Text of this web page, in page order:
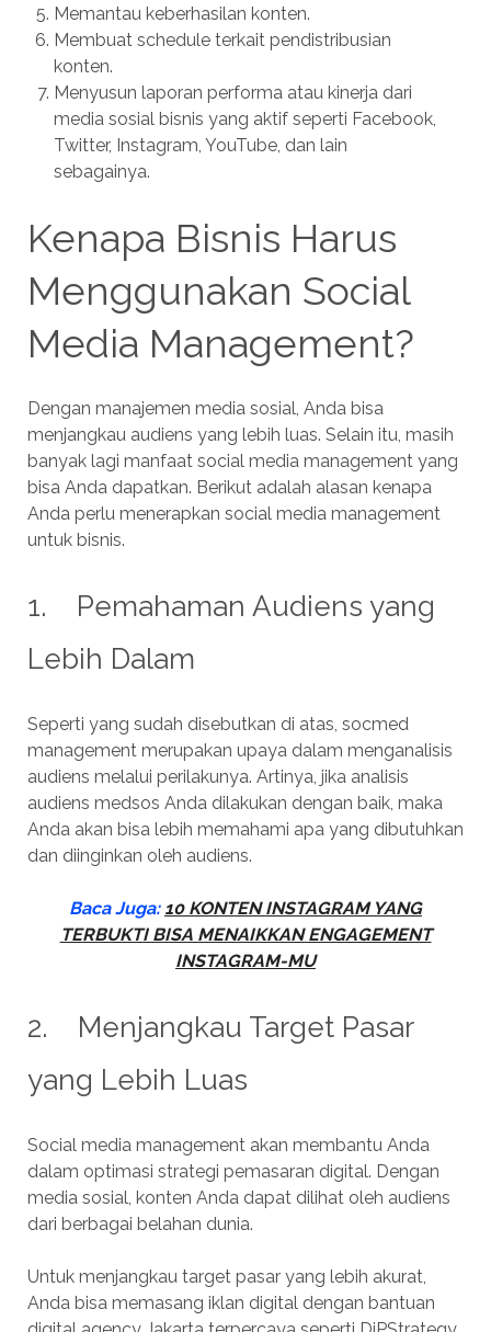
Memantau keberhasilan konten.
Membuat schedule terkait pendistribusian
konten.
Menyusun laporan performa atau kinerja dari
media sosial bisnis yang aktif seperti Facebook,
Twitter, Instagram, YouTube, dan lain
sebagainya.
Kenapa Bisnis Harus
Menggunakan Social
Media Management?
Dengan manajemen media sosial, Anda bisa
menjangkau audiens yang lebih luas. Selain itu, masih
banyak lagi manfaat social media management yang
bisa Anda dapatkan. Berikut adalah alasan kenapa
Anda perlu menerapkan social media management
untuk bisnis.
1. Pemahaman Audiens yang
Lebih Dalam
Seperti yang sudah disebutkan di atas, socmed
management merupakan upaya dalam menganalisis
audiens melalui perilakunya. Artinya, jika analisis
audiens medsos Anda dilakukan dengan baik, maka
Anda akan bisa lebih memahami apa yang dibutuhkan
dan diinginkan oleh audiens.
Baca Juga: 10 KONTEN INSTAGRAM YANG
TERBUKTI BISA MENAIKKAN ENGAGEMENT
INSTAGRAM-MU
2. Menjangkau Target Pasar
yang Lebih Luas
Social media management akan membantu Anda
dalam optimasi strategi pemasaran digital. Dengan
media sosial, konten Anda dapat dilihat oleh audiens
dari berbagai belahan dunia.
Untuk menjangkau target pasar yang lebih akurat,
Anda bisa memasang iklan digital dengan bantuan